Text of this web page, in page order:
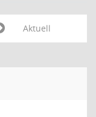
Aktuell